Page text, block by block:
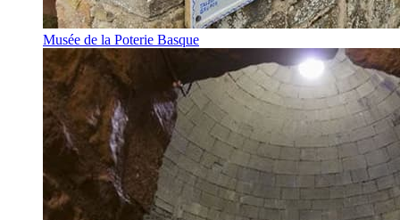
Musée de la Poterie Basque